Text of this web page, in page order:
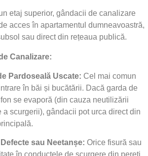
etaj superior, gândacii de canalizare
acces în apartamentul dumneavoastră,
sau direct din rețeaua publică.
Canalizare:
Pardoseală Uscate: Cel mai comun
în băi și bucătării. Dacă garda de
se evaporă (din cauza neutilizării
a scurgerii), gândacii pot urca direct din
sau Neetanșe: Orice fisură sau
în conductele de scurgere din pereți